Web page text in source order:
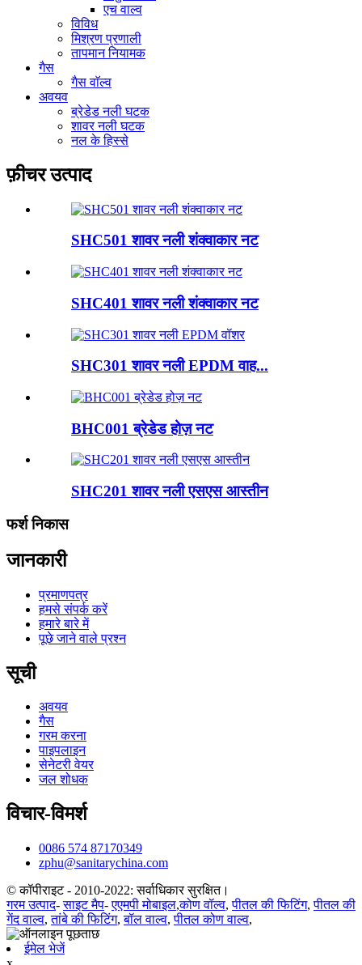
एच वाल्व
विविध
मिश्रण प्रणाली
तापमान नियामक
गैस
गैस वाॅल्व
अवयव
ब्रेडेड नली घटक
शावर नली घटक
नल के हिस्से
फ़ीचर उत्पाद
SHC501 शावर नली शंक्वाकार नट
SHC401 शावर नली शंक्वाकार नट
SHC301 शावर नली EPDM वाह...
BHC001 ब्रेडेड होज़ नट
SHC201 शावर नली एसएस आस्तीन
फर्श निकास
जानकारी
प्रमाणपत्र
हमसे संपर्क करें
हमारे बारे में
पूछे जाने वाले प्रश्न
सूची
अवयव
गैस
गरम करना
पाइपलाइन
सेनेटरी वेयर
जल शोधक
विचार-विमर्श
0086 574 87170349
zphu@sanitarychina.com
© कॉपीराइट - 2010-2022: सर्वाधिकार सुरक्षित।
गरम उत्पाद-साइट मैप-एएमपी मोबाइल,कोण वॉल्व,पीतल की फिटिंग,पीतल की
गेंद वाल्व,तांबे की फिटिंग,बॉल वाल्व,पीतल कोण वाल्व,
ईमेल भेजें